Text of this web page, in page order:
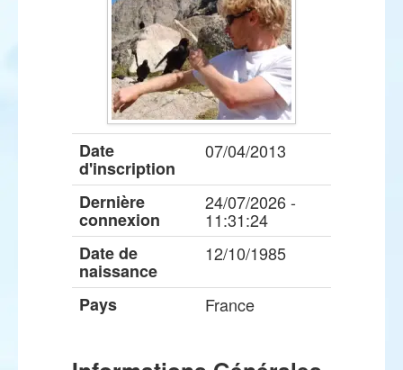
Date
d'inscription
07/04/2013
Dernière
connexion
24/07/2026 -
11:31:24
Date de
naissance
12/10/1985
Pays France